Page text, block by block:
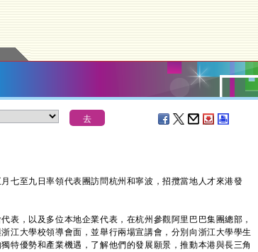
至九日率領代表團訪問杭州和寧波，招攬當地人才來港發
，以及多位本地企業代表，在杭州參觀阿里巴巴集團總部，
江大學校領導會面，並舉行兩場宣講會，分別向浙江大學學生
特優勢和產業機遇，了解他們的發展願景，推動本港與長三角